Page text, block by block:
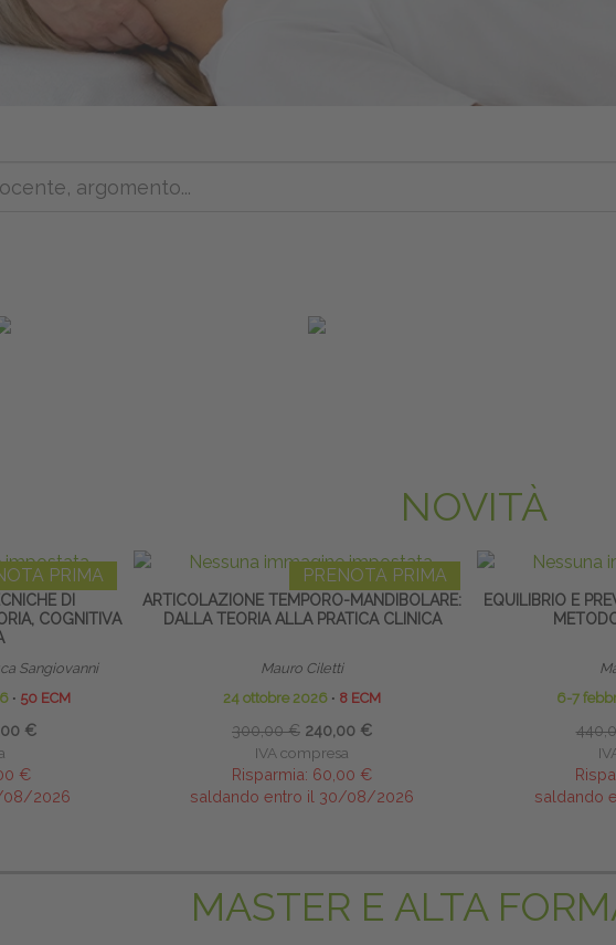
NOVITÀ
PRIMA
DI
COGNITIVA
Sangiovanni
∙ 50 ECM
€
€
08/2026
PRENOTA PRIMA
ARTICOLAZIONE TEMPORO-MANDIBOLARE:
DALLA TEORIA ALLA PRATICA CLINICA
Mauro Ciletti
24 ottobre 2026 ∙ 8 ECM
300,00 € 240,00 €
IVA compresa
Risparmia: 60,00 €
saldando entro il 30/08/2026
EQUILIBRIO E
6-7
saldando
MASTER E ALTA